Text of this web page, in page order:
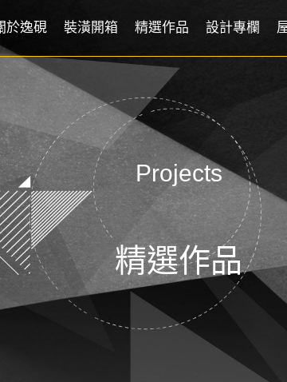
於逸硯 裝潢開箱 精選作品 設計專欄
Projects
精選作品